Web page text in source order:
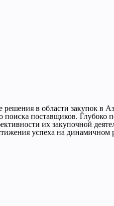
в области закупок в
поиска поставщиков.
их закупочной
успеха на